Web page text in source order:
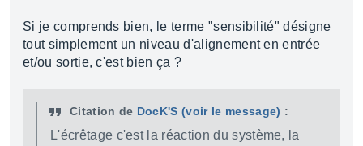
Si je comprends bien, le terme "sensibilité" désigne
tout simplement un niveau d'alignement en entrée
et/ou sortie, c'est bien ça ?
Citation de DocK'S (voir le message) :
L'écrêtage c'est la réaction du système, la